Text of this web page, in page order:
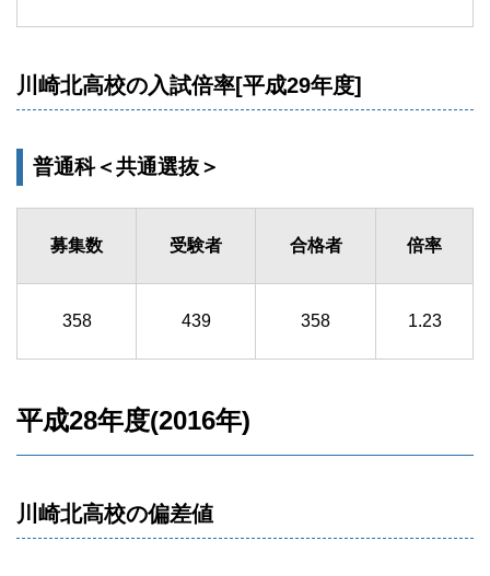
川崎北高校の入試倍率[平成29年度]
普通科＜共通選抜＞
募集数 受験者 合格者 倍率
358 439 358 1.23
平成28年度(2016年)
川崎北高校の偏差値